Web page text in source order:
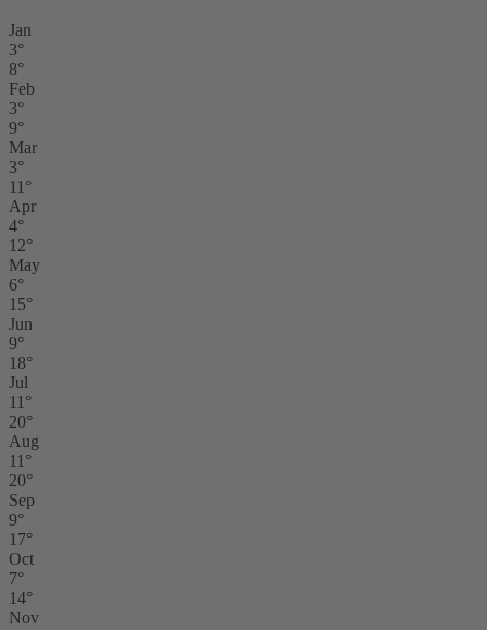
Jan
3°
8°
Feb
3°
9°
Mar
3°
11°
Apr
4°
12°
May
6°
15°
Jun
9°
18°
Jul
11°
20°
Aug
11°
20°
Sep
9°
17°
Oct
7°
14°
Nov